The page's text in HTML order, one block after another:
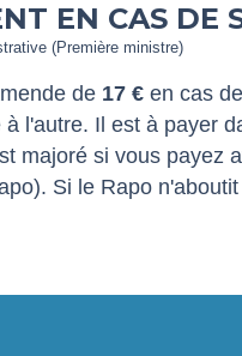
EN CAS DE
(Première ministre)
de 17 € en cas
l'autre. Il est à payer
majoré si vous payez
Si le Rapo